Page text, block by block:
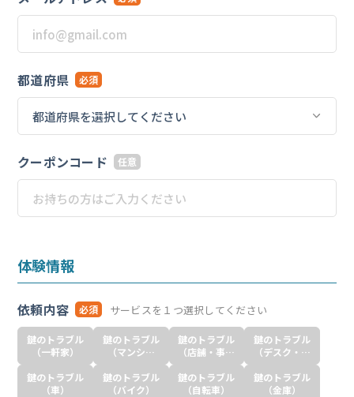
都道府県 必須
クーポンコード 任意
体験情報
依頼内容 必須 サービスを１つ選択してください
鍵のトラブル
（一軒家）
鍵のトラブル
（マンショ
ト）
鍵のトラブル
（店舗・事務
鍵のトラブル
（デスク・ロ
鍵のトラブル
（車）
鍵のトラブル
（バイク）
鍵のトラブル
（自転車）
鍵のトラブル
（金庫）